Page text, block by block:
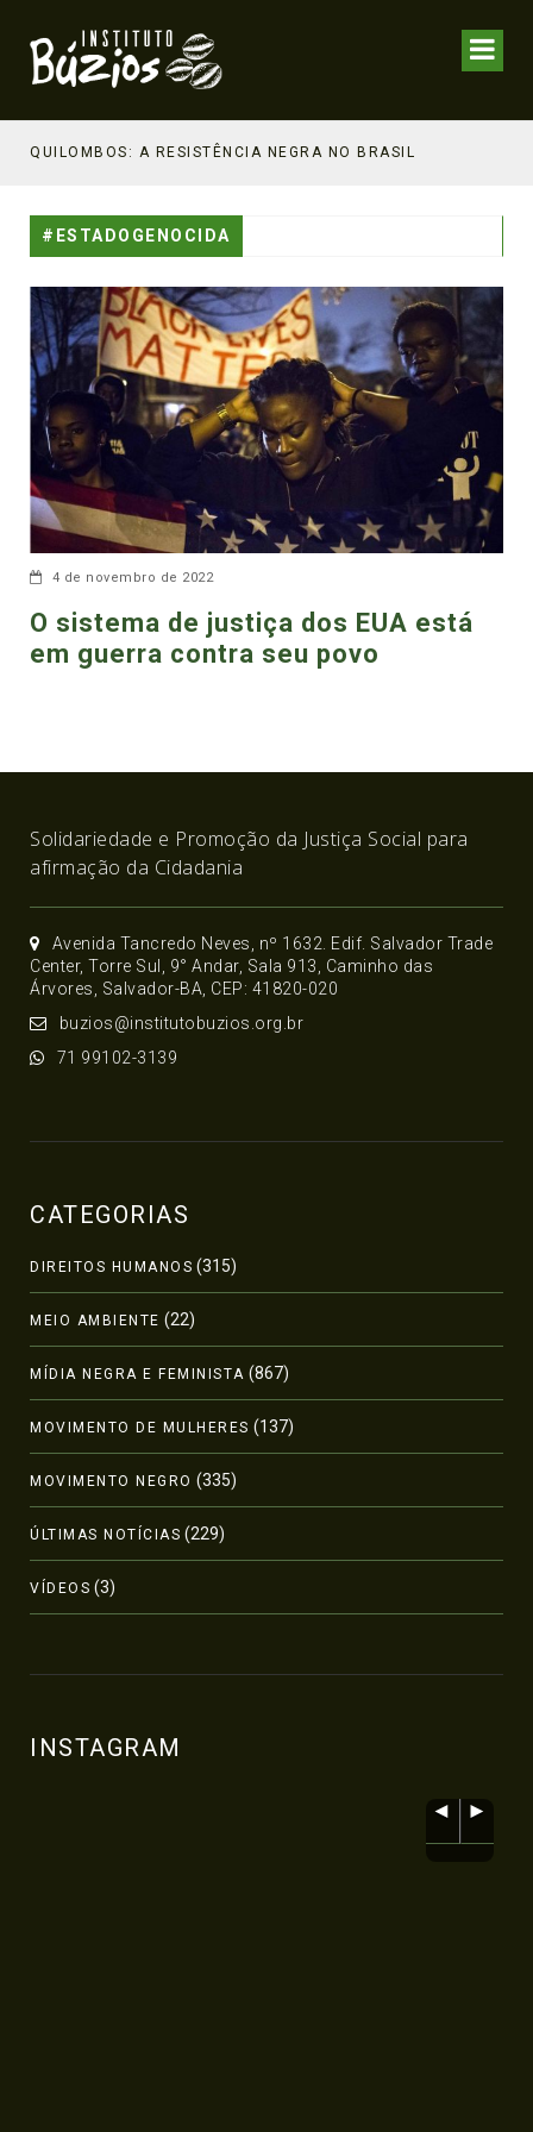
QUILOMBOS: A RESISTÊNCIA NEGRA NO BRASIL
#ESTADOGENOCIDA
4 de novembro de 2022
O sistema de justiça dos EUA está
em guerra contra seu povo
Solidariedade e Promoção da Justiça Social para
afirmação da Cidadania
Avenida Tancredo Neves, nº 1632. Edif. Salvador Trade
Center, Torre Sul, 9° Andar, Sala 913, Caminho das
Árvores, Salvador-BA, CEP: 41820-020
buzios@institutobuzios.org.br
71 99102-3139
CATEGORIAS
DIREITOS HUMANOS (315)
MEIO AMBIENTE (22)
MÍDIA NEGRA E FEMINISTA (867)
MOVIMENTO DE MULHERES (137)
MOVIMENTO NEGRO (335)
ÚLTIMAS NOTÍCIAS (229)
VÍDEOS (3)
INSTAGRAM